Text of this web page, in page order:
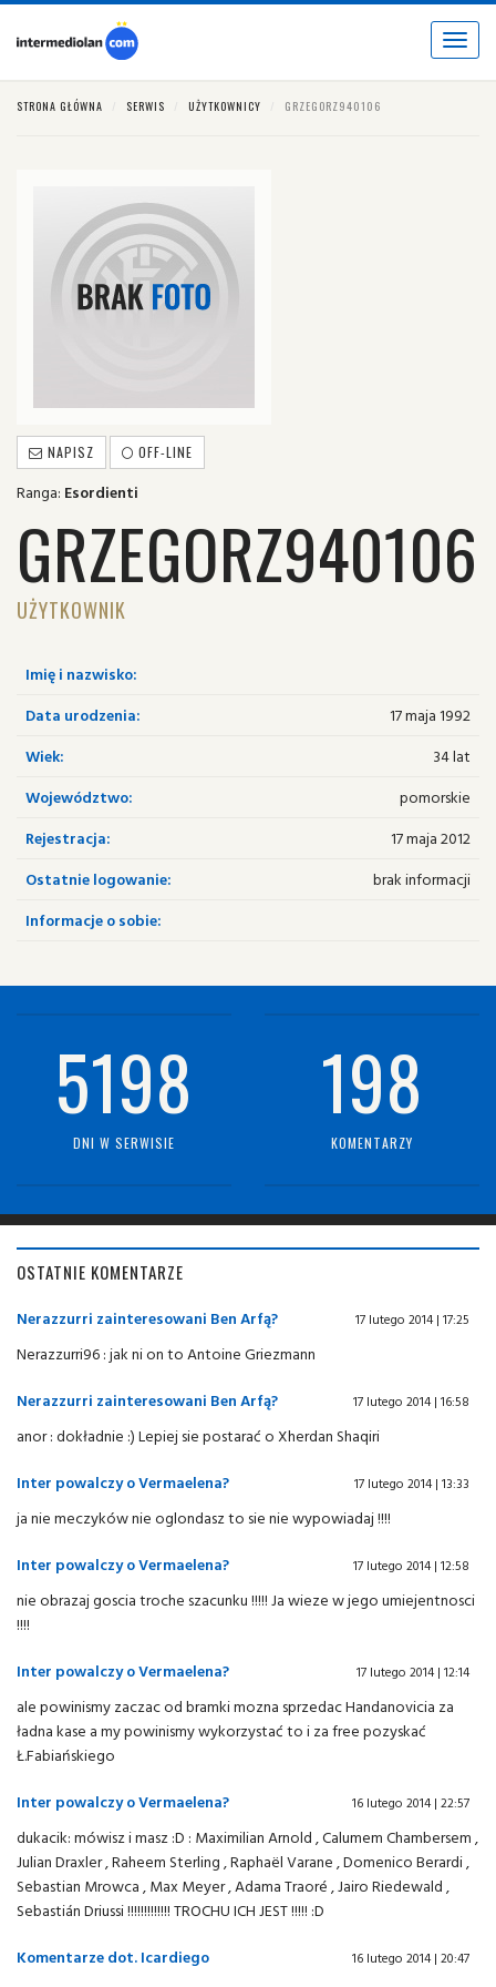
Toggle
STRONA GŁÓWNA SERWIS UŻYTKOWNICY GRZEGORZ940106
NAPISZ OFF-LINE
Ranga: Esordienti
GRZEGORZ940106
UŻYTKOWNIK
Imię i nazwisko:
Data urodzenia:
17 maja 1992
Wiek:
34 lat
Województwo:
pomorskie
Rejestracja:
17 maja 2012
Ostatnie logowanie:
brak informacji
Informacje o sobie:
5198
DNI W SERWISIE
198
KOMENTARZY
OSTATNIE KOMENTARZE
Nerazzurri zainteresowani Ben Arfą? 17 lutego 2014 | 17:25
Nerazzurri96 : jak ni on to Antoine Griezmann
Nerazzurri zainteresowani Ben Arfą?
17 lutego 2014 | 16:58
anor : dokładnie :) Lepiej sie postarać o Xherdan Shaqiri
Inter powalczy o Vermaelena?
17 lutego 2014 | 13:33
ja nie meczyków nie oglondasz to sie nie wypowiadaj !!!!
Inter powalczy o Vermaelena?
17 lutego 2014 | 12:58
nie obrazaj goscia troche szacunku !!!!! Ja wieze w jego umiejentnosci
!!!!
Inter powalczy o Vermaelena?
17 lutego 2014 | 12:14
ale powinismy zaczac od bramki mozna sprzedac Handanovicia za
ładna kase a my powinismy wykorzystać to i za free pozyskać
Ł.Fabiańskiego
Inter powalczy o Vermaelena?
16 lutego 2014 | 22:57
dukacik: mówisz i masz :D : Maximilian Arnold , Calumem Chambersem ,
Julian Draxler , Raheem Sterling , Raphaël Varane , Domenico Berardi ,
Sebastian Mrowca , Max Meyer , Adama Traoré , Jairo Riedewald ,
Sebastián Driussi !!!!!!!!!!!!! TROCHU ICH JEST !!!!! :D
Komentarze dot. Icardiego
16 lutego 2014 | 20:47